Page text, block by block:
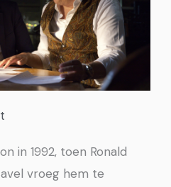
in 1992, toen Ronald
vroeg hem te